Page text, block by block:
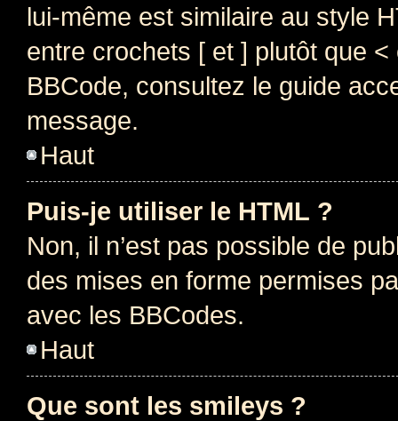
lui-même est similaire au style
entre crochets [ et ] plutôt que
BBCode, consultez le guide
message.
Haut
Puis-je utiliser le HTML ?
Non, il n’est pas possible de
des mises en forme permises
avec les BBCodes.
Haut
Que sont les smileys ?